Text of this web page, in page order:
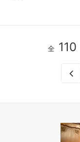
全 110